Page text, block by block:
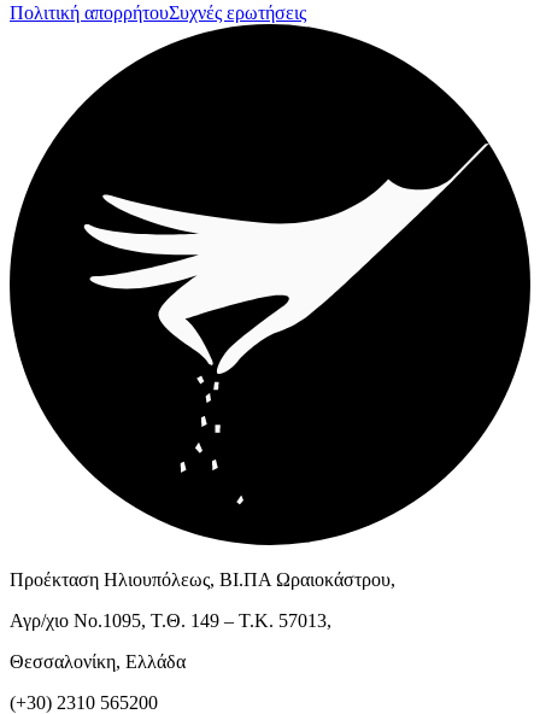
Πολιτική απορρήτουΣυχνές ερωτήσεις
Προέκταση Ηλιουπόλεως, ΒΙ.ΠΑ Ωραιοκάστρου,
Αγρ/χιο Νο.1095, Τ.Θ. 149 – Τ.Κ. 57013,
Θεσσαλονίκη, Ελλάδα
(+30) 2310 565200